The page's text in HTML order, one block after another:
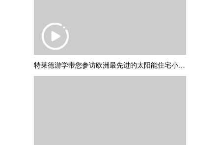
特莱德游学带您参访欧洲最先进的太阳能住宅小区：德国弗莱堡“太阳船